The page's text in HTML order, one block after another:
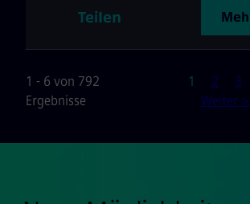
Teilen
1 - 6 von 792
Ergebnisse
Seite
1 2 3
Weiter